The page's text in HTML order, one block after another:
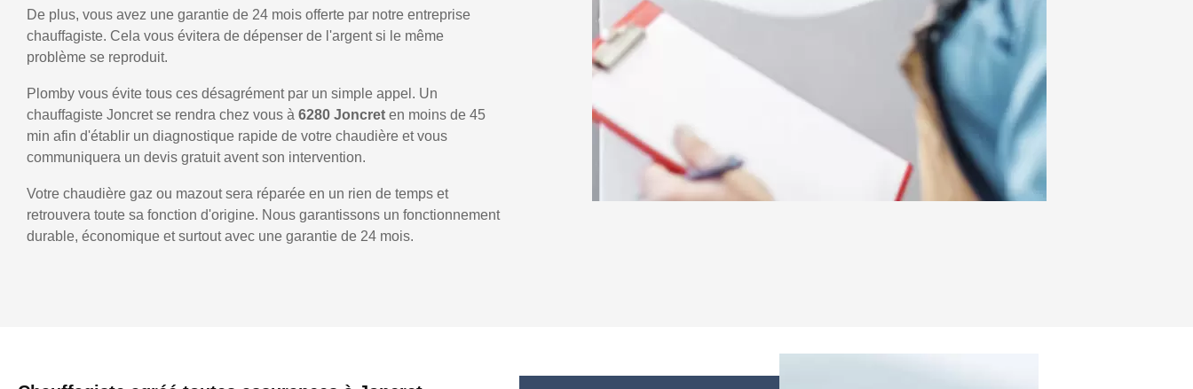
De plus, vous avez une garantie de 24 mois offerte par notre entreprise
chauffagiste. Cela vous évitera de dépenser de l'argent si le même
problème se reproduit.
Plomby vous évite tous ces désagrément par un simple appel. Un
chauffagiste Joncret se rendra chez vous à 6280 Joncret en moins de 45
min afin d'établir un diagnostique rapide de votre chaudière et vous
communiquera un devis gratuit avent son intervention.
Votre chaudière gaz ou mazout sera réparée en un rien de temps et
retrouvera toute sa fonction d'origine. Nous garantissons un fonctionnement
durable, économique et surtout avec une garantie de 24 mois.